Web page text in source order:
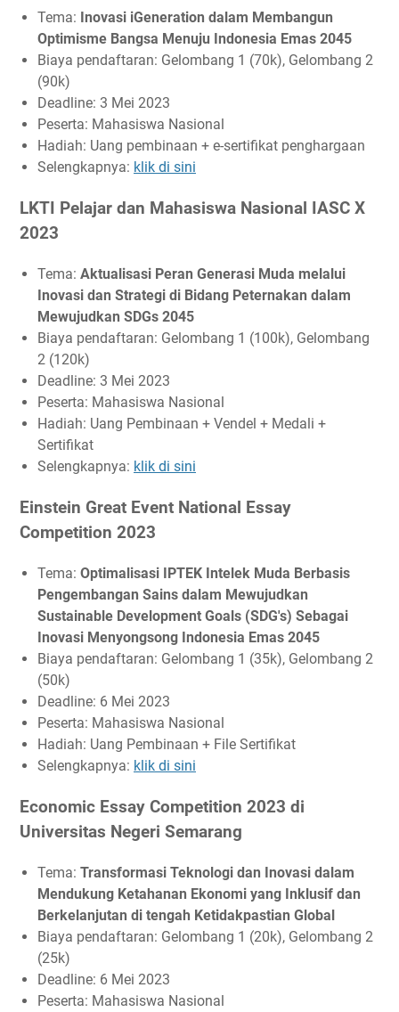
Tema: Inovasi iGeneration dalam Membangun
Optimisme Bangsa Menuju Indonesia Emas 2045
Biaya pendaftaran: Gelombang 1 (70k), Gelombang 2
(90k)
Deadline: 3 Mei 2023
Peserta: Mahasiswa Nasional
Hadiah: Uang pembinaan + e-sertifikat penghargaan
Selengkapnya: klik di sini
LKTI Pelajar dan Mahasiswa Nasional IASC X
2023
Tema: Aktualisasi Peran Generasi Muda melalui
Inovasi dan Strategi di Bidang Peternakan dalam
Mewujudkan SDGs 2045
Biaya pendaftaran: Gelombang 1 (100k), Gelombang
2 (120k)
Deadline: 3 Mei 2023
Peserta: Mahasiswa Nasional
Hadiah: Uang Pembinaan + Vendel + Medali +
Sertifikat
Selengkapnya: klik di sini
Einstein Great Event National Essay
Competition 2023
Tema: Optimalisasi IPTEK Intelek Muda Berbasis
Pengembangan Sains dalam Mewujudkan
Sustainable Development Goals (SDG's) Sebagai
Inovasi Menyongsong Indonesia Emas 2045
Biaya pendaftaran: Gelombang 1 (35k), Gelombang 2
(50k)
Deadline: 6 Mei 2023
Peserta: Mahasiswa Nasional
Hadiah: Uang Pembinaan + File Sertifikat
Selengkapnya: klik di sini
Economic Essay Competition 2023 di
Universitas Negeri Semarang
Tema: Transformasi Teknologi dan Inovasi dalam
Mendukung Ketahanan Ekonomi yang Inklusif dan
Berkelanjutan di tengah Ketidakpastian Global
Biaya pendaftaran: Gelombang 1 (20k), Gelombang 2
(25k)
Deadline: 6 Mei 2023
Peserta: Mahasiswa Nasional